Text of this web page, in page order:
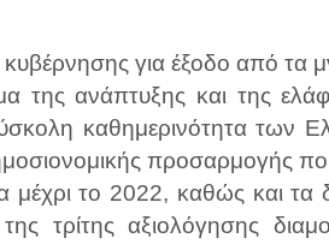
κυβέρνησης για έξοδο από τα
της ανάπτυξης και της
καθημερινότητα των
προσαρμογής
μέχρι το 2022, καθώς και τα
της τρίτης αξιολόγησης